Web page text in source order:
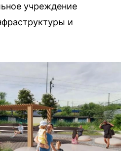
учреждение
и